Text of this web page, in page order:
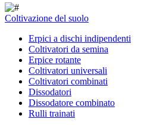
Coltivazione del suolo
Erpici a dischi indipendenti
Coltivatori da semina
Erpice rotante
Coltivatori universali
Coltivatori combinati
Dissodatori
Dissodatore combinato
Rulli trainati